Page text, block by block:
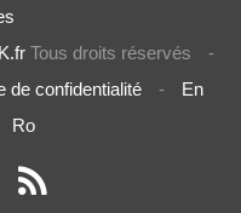
Tous droits réservés
-
de confidentialité -
En
Ro